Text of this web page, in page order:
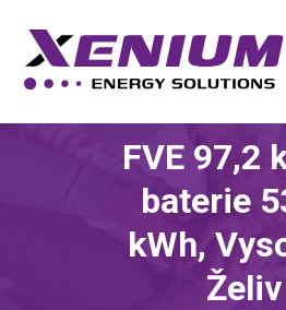
FVE 97,2
baterie
kWh,
Želiv